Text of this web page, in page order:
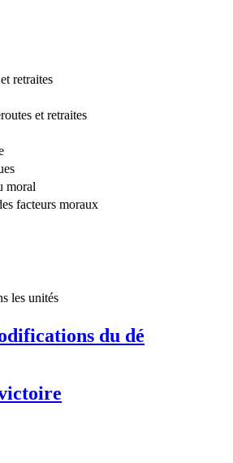
retraites
et retraites
moral
facteurs moraux
les unités
du dé